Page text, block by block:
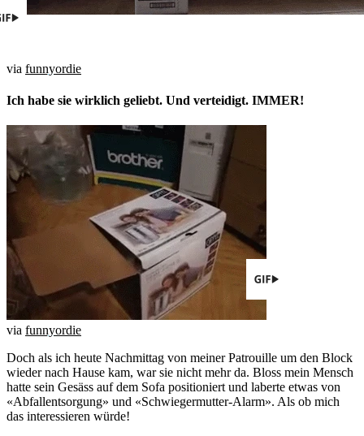
via funnyordie
Ich habe sie wirklich geliebt. Und verteidigt. IMMER!
via funnyordie
Doch als ich heute Nachmittag von meiner Patrouille um den Block
wieder nach Hause kam, war sie nicht mehr da. Bloss mein Mensch
hatte sein Gesäss auf dem Sofa positioniert und laberte etwas von
«Abfallentsorgung» und «Schwiegermutter-Alarm». Als ob mich
das interessieren würde!